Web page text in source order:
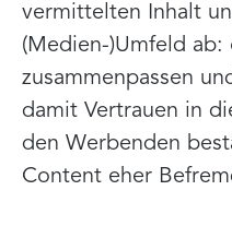
vermittelten Inhalt
(Medien-)Umfeld ab:
zusammenpassen
damit Vertrauen in
den Werbenden
Content eher